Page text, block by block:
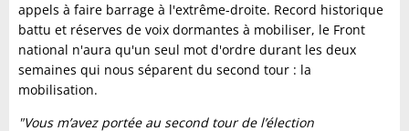
appels à faire barrage à l'extrême-droite. Record historique
battu et réserves de voix dormantes à mobiliser, le Front
national n'aura qu'un seul mot d'ordre durant les deux
semaines qui nous séparent du second tour : la
mobilisation.
"Vous m’avez portée au second tour de l’élection